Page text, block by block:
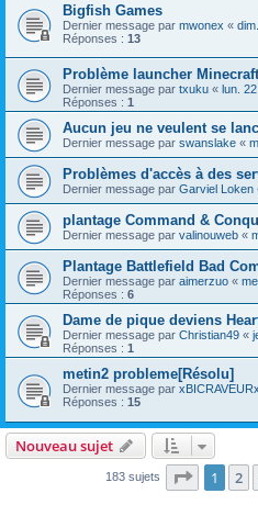
Bigfish Games
Dernier message par mwonex «
Réponses : 13
Problème launcher
Dernier message par txuku « lun.
Réponses : 1
Aucun jeu ne veulent se
Dernier message par swanslake «
Problèmes d'accès à des
Dernier message par Garviel Loken
plantage Command &
Dernier message par valinouweb «
Plantage Battlefield Bad
Dernier message par aimerzuo «
Réponses : 6
Dame de pique deviens
Dernier message par Christian49 «
Réponses : 1
metin2 probleme[Résolu]
Dernier message par xBICRAVEURx
Réponses : 15
Nouveau sujet
183 sujets Page 1
1 2